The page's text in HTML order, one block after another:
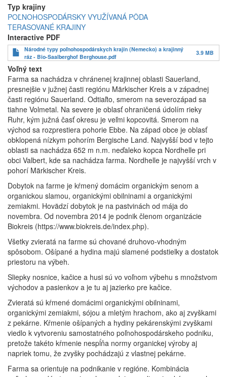
Typ krajiny
POĽNOHOSPODÁRSKY VYUŽÍVANÁ PÔDA
TERASOVANÉ KRAJINY
Interactive PDF
Národné typy poľnohospodárskych krajín (Nemecko) a krajinný
ráz - Bio-Saalberghof Berghouse.pdf
3.9 MB
Voľný text
Farma sa nachádza v chránenej krajinnej oblasti Sauerland,
presnejšie v južnej časti regiónu Märkischer Kreis a v západnej
časti regiónu Sauerland. Odtiaľto, smerom na severozápad sa
tiahne Volmetal. Na severe je oblasť ohraničená údolím rieky
Ruhr, kým južná časť okresu je veľmi kopcovitá. Smerom na
východ sa rozprestiera pohorie Ebbe. Na západ obce je oblasť
obklopená nízkym pohorím Bergische Land. Najvyšší bod v tejto
oblasti sa nachádza 652 m n.m. neďaleko kopca Nordhelle pri
obci Valbert, kde sa nachádza farma. Nordhelle je najvyšší vrch v
pohorí Märkischer Kreis.
Dobytok na farme je kŕmený domácim organickým senom a
organickou slamou, organickými obilninami a organickými
zemiakmi. Hovädzí dobytok je na pastvinách od mája do
novembra. Od novembra 2014 je podnik členom organizácie
Biokreis (https://www.biokreis.de/index.php).
Všetky zvieratá na farme sú chované druhovo-vhodným
spôsobom. Ošípané a hydina majú slamené podstielky a dostatok
priestoru na výbeh.
Sliepky nosnice, kačice a husi sú vo voľnom výbehu s množstvom
východov a pasienkov a je tu aj jazierko pre kačice.
Zvieratá sú kŕmené domácimi organickými obilninami,
organickými zemiakmi, sójou a mletým hrachom, ako aj zvyškami
z pekárne. Kŕmenie ošípaných a hydiny pekárenskými zvyškami
viedlo k vytvoreniu samostatného poľnohospodárskeho podniku,
pretože takéto kŕmenie nespĺňa normy organickej výroby aj
napriek tomu, že zvyšky pochádzajú z vlastnej pekárne.
Farma sa orientuje na podnikanie v regióne. Kombinácia